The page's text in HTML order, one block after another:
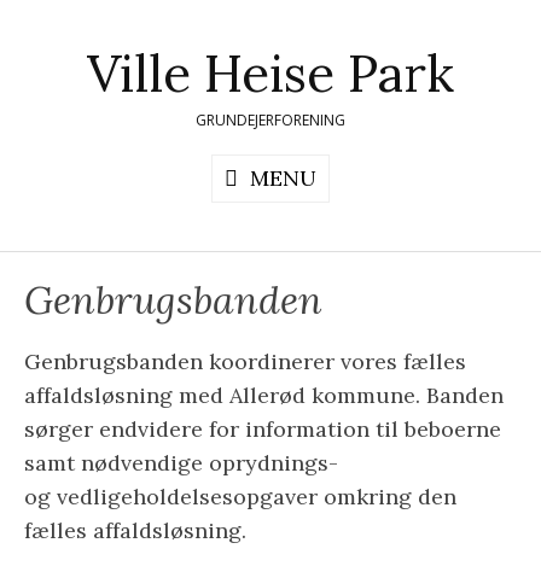
Ville Heise Park
GRUNDEJERFORENING
MENU
Genbrugsbanden
Genbrugsbanden koordinerer vores fælles
affaldsløsning med Allerød kommune. Banden
sørger endvidere for information til beboerne
samt nødvendige oprydnings-
og vedligeholdelsesopgaver omkring den
fælles affaldsløsning.